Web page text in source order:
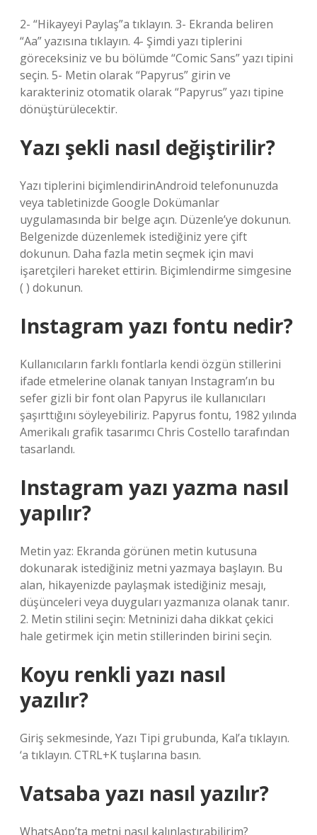
2- “Hikayeyi Paylaş”a tıklayın. 3- Ekranda beliren
“Aa” yazısına tıklayın. 4- Şimdi yazı tiplerini
göreceksiniz ve bu bölümde “Comic Sans” yazı tipini
seçin. 5- Metin olarak “Papyrus” girin ve
karakteriniz otomatik olarak “Papyrus” yazı tipine
dönüştürülecektir.
Yazı şekli nasıl değiştirilir?
Yazı tiplerini biçimlendirinAndroid telefonunuzda
veya tabletinizde Google Dokümanlar
uygulamasında bir belge açın. Düzenle’ye dokunun.
Belgenizde düzenlemek istediğiniz yere çift
dokunun. Daha fazla metin seçmek için mavi
işaretçileri hareket ettirin. Biçimlendirme simgesine
( ) dokunun.
Instagram yazı fontu nedir?
Kullanıcıların farklı fontlarla kendi özgün stillerini
ifade etmelerine olanak tanıyan Instagram’ın bu
sefer gizli bir font olan Papyrus ile kullanıcıları
şaşırttığını söyleyebiliriz. Papyrus fontu, 1982 yılında
Amerikalı grafik tasarımcı Chris Costello tarafından
tasarlandı.
Instagram yazı yazma nasıl
yapılır?
Metin yaz: Ekranda görünen metin kutusuna
dokunarak istediğiniz metni yazmaya başlayın. Bu
alan, hikayenizde paylaşmak istediğiniz mesajı,
düşünceleri veya duyguları yazmanıza olanak tanır.
2. Metin stilini seçin: Metninizi daha dikkat çekici
hale getirmek için metin stillerinden birini seçin.
Koyu renkli yazı nasıl
yazılır?
Giriş sekmesinde, Yazı Tipi grubunda, Kal’a tıklayın.
‘a tıklayın. CTRL+K tuşlarına basın.
Vatsaba yazı nasıl yazılır?
WhatsApp’ta metni nasıl kalınlaştırabilirim?